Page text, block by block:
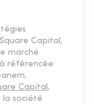
Capital,
marché
référencée
Capital ,
la société